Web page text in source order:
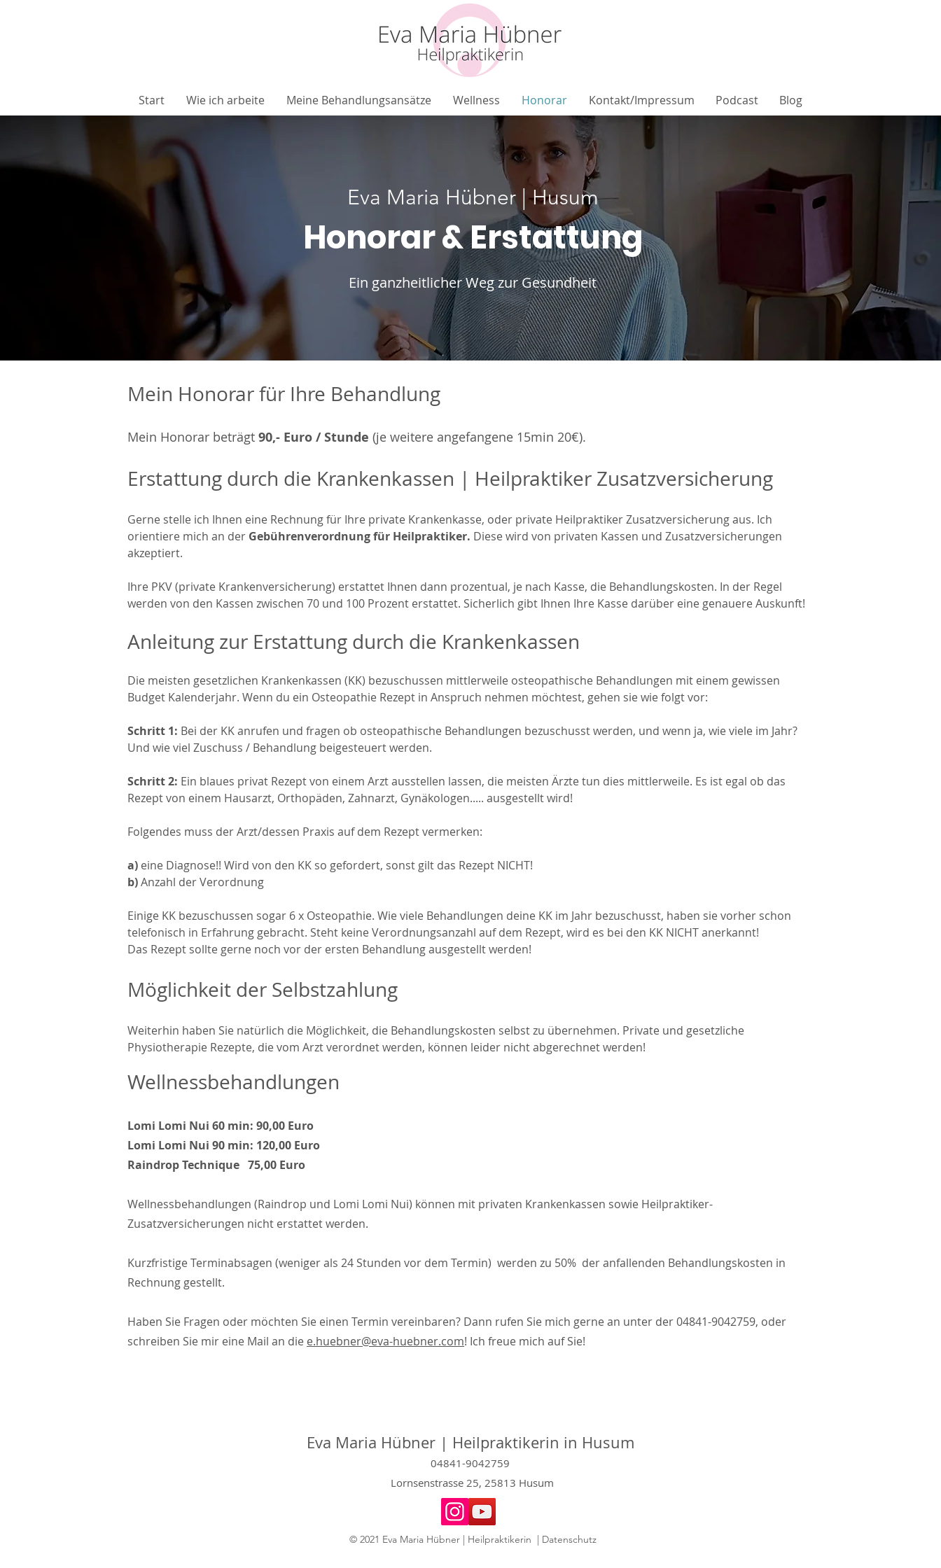
Start Wie ich arbeite Meine Behandlungsansätze Wellness Honorar Kontakt/Impressum Podcast Blog
Eva Maria Hübner | Husum
Honorar & Erstattung
Ein ganzheitlicher Weg zur Gesundheit
Mein Honorar für Ihre Behandlung
Mein Honorar beträgt 90,- Euro / Stunde (je weitere angefangene 15min 20€).
Erstattung durch die Krankenkassen | Heilpraktiker Zusatzversicherung
Gerne stelle ich Ihnen eine Rechnung für Ihre private Krankenkasse, oder private Heilpraktiker Zusatzversicherung aus. Ich
orientiere mich an der Gebührenverordnung für Heilpraktiker. Diese wird von privaten Kassen und Zusatzversicherungen
akzeptiert.
Ihre PKV (private Krankenversicherung) erstattet Ihnen dann prozentual, je nach Kasse, die Behandlungskosten. In der Regel
werden von den Kassen zwischen 70 und 100 Prozent erstattet. Sicherlich gibt Ihnen Ihre Kasse darüber eine genauere Auskunft!
Anleitung zur Erstattung durch die Krankenkassen
Die meisten gesetzlichen Krankenkassen (KK) bezuschussen mittlerweile osteopathische Behandlungen mit einem gewissen
Budget Kalenderjahr. Wenn du ein Osteopathie Rezept in Anspruch nehmen möchtest, gehen sie wie folgt vor:
Schritt 1: Bei der KK anrufen und fragen ob osteopathische Behandlungen bezuschusst werden, und wenn ja, wie viele im Jahr?
Und wie viel Zuschuss / Behandlung beigesteuert werden.
Schritt 2: Ein blaues privat Rezept von einem Arzt ausstellen lassen, die meisten Ärzte tun dies mittlerweile. Es ist egal ob das
Rezept von einem Hausarzt, Orthopäden, Zahnarzt, Gynäkologen..... ausgestellt wird!
Folgendes muss der Arzt/dessen Praxis auf dem Rezept vermerken:
a) eine Diagnose!! Wird von den KK so gefordert, sonst gilt das Rezept NICHT!
b)Anzahl der Verordnung
Einige KK bezuschussen sogar 6 x Osteopathie. Wie viele Behandlungen deine KK im Jahr bezuschusst, haben sie vorher schon
telefonisch in Erfahrung gebracht. Steht keine Verordnungsanzahl auf dem Rezept, wird es bei den KK NICHT anerkannt!
Das Rezept sollte gerne noch vor der ersten Behandlung ausgestellt werden!
Möglichkeit der Selbstzahlung
Weiterhin haben Sie natürlich die Möglichkeit, die Behandlungskosten selbst zu übernehmen. Private und gesetzliche
Physiotherapie Rezepte, die vom Arzt verordnet werden, können leider nicht abgerechnet werden!
Wellnessbehandlungen
Lomi Lomi Nui 60 min: 90,00 Euro
Lomi Lomi Nui 90 min: 120,00 Euro
Raindrop Technique 75,00 Euro
Wellnessbehandlungen (Raindrop und Lomi Lomi Nui) können mit privaten Krankenkassen sowie Heilpraktiker-
Zusatzversicherungen nicht erstattet werden.
Kurzfristige Terminabsagen (weniger als 24 Stunden vor dem Termin) werden zu 50% der anfallenden Behandlungskosten in
Rechnung gestellt.
Haben Sie Fragen oder möchten Sie einen Termin vereinbaren? Dann rufen Sie mich gerne an unter der04841-9042759, oder
schreiben Sie mir eine Mail an die e.huebner@eva-huebner.com! Ich freue mich auf Sie!
Eva Maria Hübner | Heilpraktikerin in Husum
04841-9042759
Lornsenstrasse 25, 25813 Husum
© 2021 Eva Maria Hübner | Heilpraktikerin | Datenschutz